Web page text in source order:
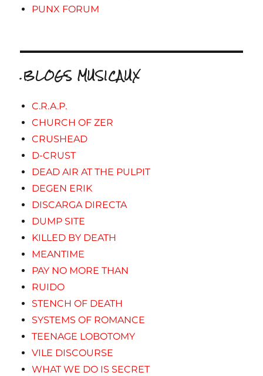
PUNX FORUM
.BLOGS MUSICAUX
C.R.A.P.
CHURCH OF ZER
CRUSHEAD
D-CRUST
DEAD AIR AT THE PULPIT
DEGEN ERIK
DISCARGA DIRECTA
DUMP SITE
KILLED BY DEATH
MEANTIME
PAY NO MORE THAN
RUIDO
STENCH OF DEATH
SYSTEMS OF ROMANCE
TEENAGE LOBOTOMY
VILE DISCOURSE
WHAT WE DO IS SECRET